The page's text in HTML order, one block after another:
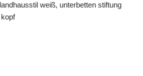
weiß, unterbetten stiftung